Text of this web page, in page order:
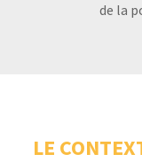
de la
LE